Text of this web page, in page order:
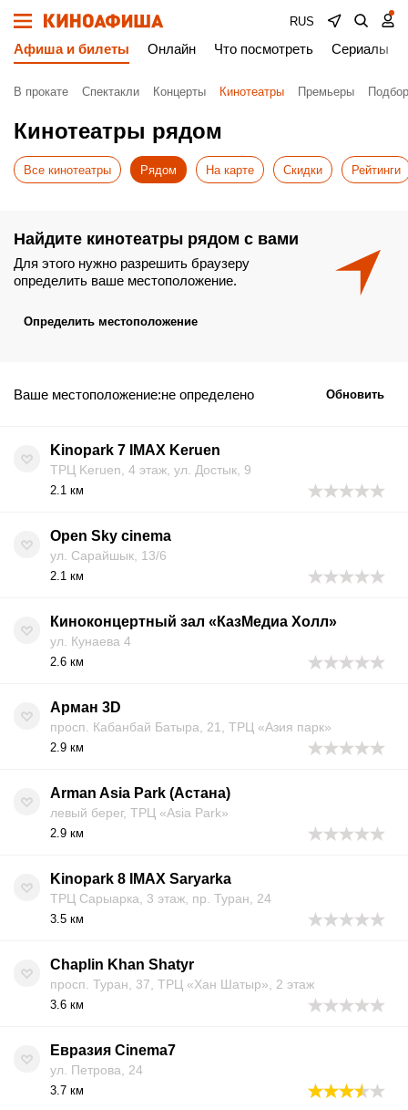
RUS
Афиша и билеты Онлайн Что посмотреть Сериалы
В прокате Спектакли Концерты Кинотеатры Премьеры
Кинотеатры рядом
Все кинотеатры Рядом На карте Скидки Рейтинги
Найдите кинотеатры рядом с вами
Для этого нужно разрешить браузеру
определить ваше местоположение.
Определить местоположение
Ваше местоположение:не определено Обновить
Kinopark 7 IMAX Keruen
ТРЦ Keruen, 4 этаж, ул. Достык, 9
2.1 км
Open Sky cinema
ул. Сарайшык, 13/6
2.1 км
Киноконцертный зал «КазМедиа Холл»
ул. Кунаева 4
2.6 км
Арман 3D
просп. Кабанбай Батыра, 21, ТРЦ «Азия парк»
2.9 км
Arman Asia Park (Астана)
левый берег, ТРЦ «Asia Park»
2.9 км
Kinopark 8 IMAX Saryarka
ТРЦ Сарыарка, 3 этаж, пр. Туран, 24
3.5 км
Chaplin Khan Shatyr
просп. Туран, 37, ТРЦ «Хан Шатыр», 2 этаж
3.6 км
Евразия Cinema7
ул. Петрова, 24
3.7 км